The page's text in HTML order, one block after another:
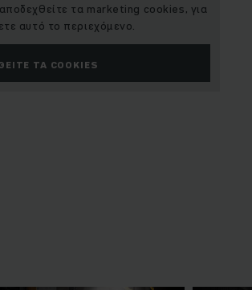
τα marketing cookies, για
αυτό το περιεχόμενο.
ΤΑ COOKIES